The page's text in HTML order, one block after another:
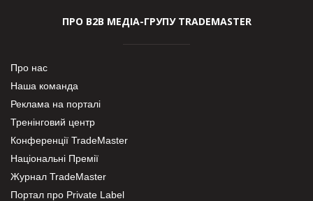
ПРО В2В МЕДІА-ГРУПУ TRADEMASTER
Про нас
Наша команда
Реклама на порталі
Тренінговий центр
Конференції TradeMaster
Національні Премії
Журнал TradeMaster
Портал про Private Label